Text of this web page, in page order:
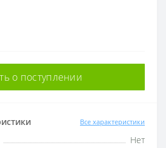
о поступлении
Все характеристики
Нет